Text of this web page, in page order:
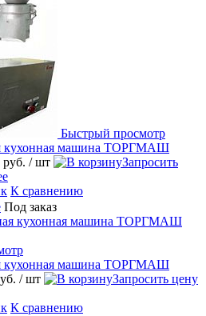
Быстрый просмотр
кухонная машина ТОРГМАШ
руб. / шт
Запросить
К сравнению
Под заказ
кухонная машина ТОРГМАШ
/ шт
Запросить цену
К сравнению